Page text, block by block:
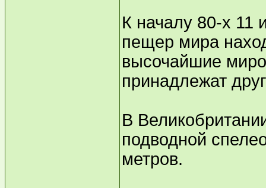
К началу 80-х 11
пещер мира
высочайшие
принадлежат
В
подводной
метров.